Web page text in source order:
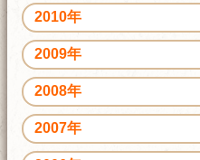
2010年
2009年
2008年
2007年